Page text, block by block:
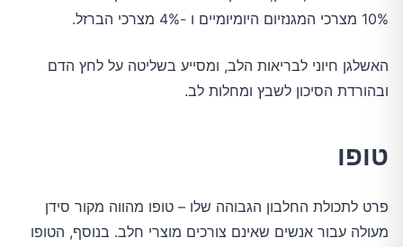
10% מצרכי המגנזיום היומיומיים ו -4% מצרכי הברזל.
האשלגן חיוני לבריאות הלב, ומסייע בשליטה על לחץ הדם
ובהורדת הסיכון לשבץ ומחלות לב.
טופו
פרט לתכולת החלבון הגבוהה שלו – טופו מהווה מקור סידן
מעולה עבור אנשים שאינם צורכים מוצרי חלב. בנוסף, הטופו